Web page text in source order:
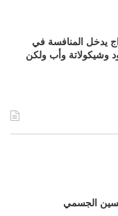
يدخل المنافسة في
وأب ولكن
حسين الجسمي